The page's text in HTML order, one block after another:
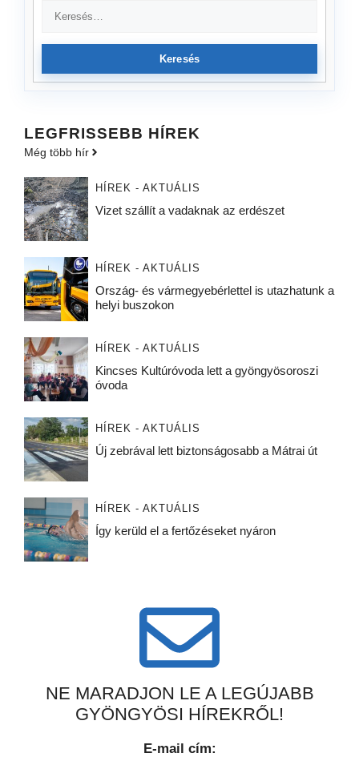
Keresés
LEGFRISSEBB HÍREK
Még több hír
HÍREK - AKTUÁLIS
Vizet szállít a vadaknak az erdészet
HÍREK - AKTUÁLIS
Ország- és vármegyebérlettel is utazhatunk a
helyi buszokon
HÍREK - AKTUÁLIS
Kincses Kultúróvoda lett a gyöngyösoroszi
óvoda
HÍREK - AKTUÁLIS
Új zebrával lett biztonságosabb a Mátrai út
HÍREK - AKTUÁLIS
Így kerüld el a fertőzéseket nyáron
NE MARADJON LE A LEGÚJABB
GYÖNGYÖSI HÍREKRŐL!
E-mail cím: